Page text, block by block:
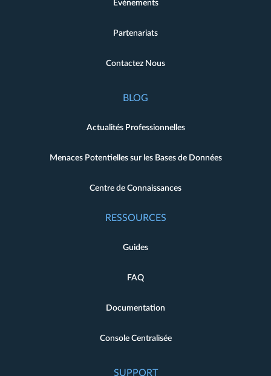
Événements
Partenariats
Contactez Nous
BLOG
Actualités Professionnelles
Menaces Potentielles sur les Bases de Données
Centre de Connaissances
RESSOURCES
Guides
FAQ
Documentation
Console Centralisée
SUPPORT